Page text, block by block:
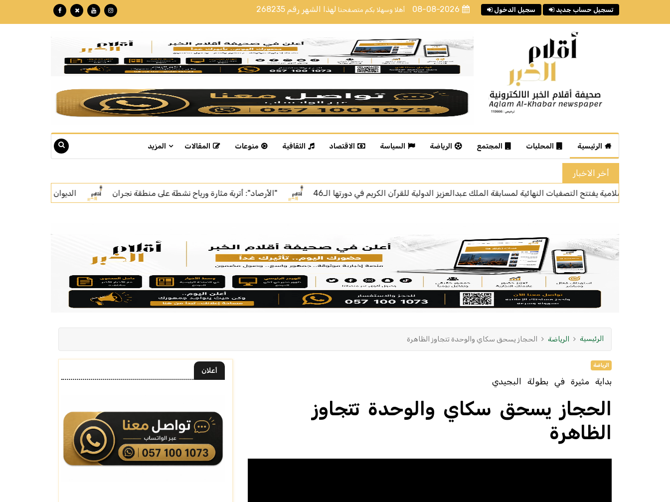
أهلا وسهلا بكم متصفحنا لهذا الشهر رقم 268235 08-08-2026 سجيل الدخول تسجيل حساب جديد
الرئيسية المحليات المجتمع الرياضة السياسة الاقتصاد الثقافية منوعات المقالات المزيد
أخر الاخبار
لمسابقة الملك عبدالعزيز الدولية للقرآن الكريم في دورتها الـ46 "الأرصاد": أتربة مثارة ورياح نشطة على منطقة نجران الديوان الملكي: وفاة والدة صاحب السمو الأمير بندر بن منصور
الرئيسية الرياضة الحجاز يسحق سكاي والوحدة تتجاوز الظاهرة
الرياضة
بداية مثيرة في بطولة البجيدي
الحجاز يسحق سكاي والوحدة تتجاوز
الظاهرة
أعلان